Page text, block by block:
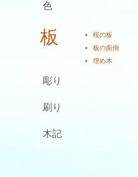
色
板
桜の板
板の面倒
埋め木
彫り
刷り
木記